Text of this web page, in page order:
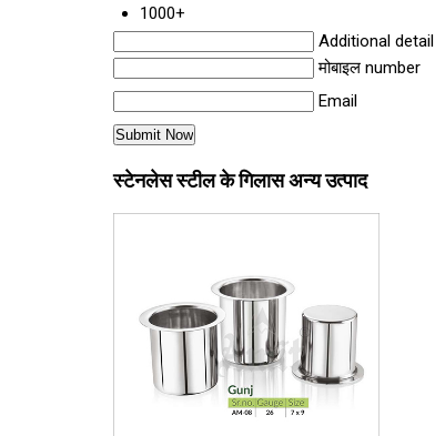
1000+
Additional detail
मोबाइल number
Email
स्टेनलेस स्टील के गिलास अन्य उत्पाद